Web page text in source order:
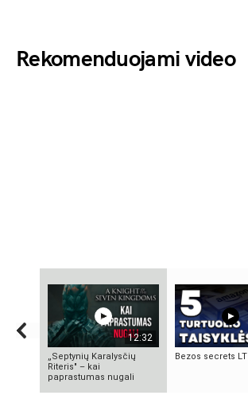
Rekomenduojami video
12:32
„Septynių Karalysčių
Riteris" – kai
paprastumas nugali
Bezos secrets LT